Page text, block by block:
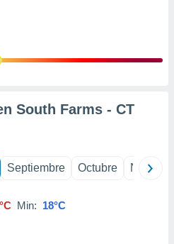
South Farms - CT
Septiembre Octubre
Min: 18°C